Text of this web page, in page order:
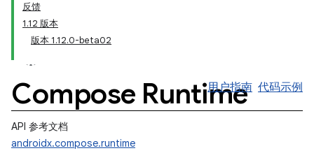
反馈
1.12 版本
版本 1.12.0-beta02
Compose Runtime
用户指南 代码示例
API 参考文档
androidx.compose.runtime